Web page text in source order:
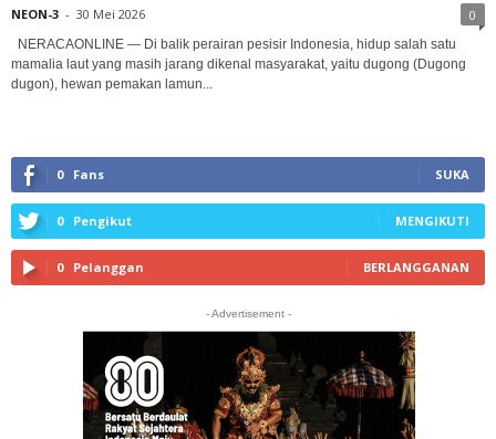
NEON-3 - 30 Mei 2026 0
NERACAONLINE — Di balik perairan pesisir Indonesia, hidup salah satu
mamalia laut yang masih jarang dikenal masyarakat, yaitu dugong (Dugong
dugon), hewan pemakan lamun...
0 Fans SUKA
0 Pengikut MENGIKUTI
0 Pelanggan BERLANGGANAN
- Advertisement -